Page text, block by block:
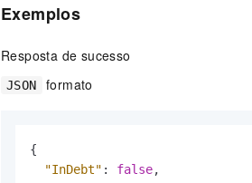
Exemplos
Resposta de sucesso
JSON formato
{
"InDebt" : false,